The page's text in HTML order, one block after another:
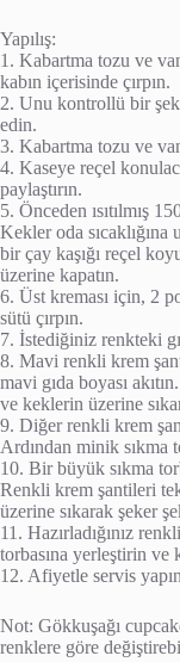
Yapılış:
1. Kabartma tozu ve
kabın içerisinde çırpın.
2. Unu kontrollü bir
edin.
3. Kabartma tozu ve
4. Kaseye reçel
paylaştırın.
5. Önceden ısıtılmış
Kekler oda sıcaklığına
bir çay kaşığı reçel
üzerine kapatın.
6. Üst kreması için, 2
sütü çırpın.
7. İstediğiniz renkteki
8. Mavi renkli krem
mavi gıda boyası
ve keklerin üzerine
9. Diğer renkli krem
Ardından minik sıkma
10. Bir büyük sıkma
Renkli krem şantileri
üzerine sıkarak şeker
11. Hazırladığınız
torbasına yerleştirin ve
12. Afiyetle servis
Not: Gökkuşağı
renklere göre